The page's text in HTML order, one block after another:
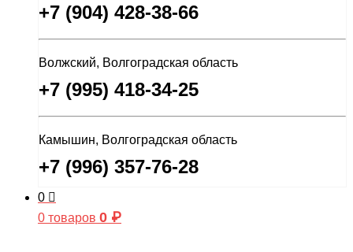
+7 (904) 428-38-66
Волжский, Волгоградская область
+7 (995) 418-34-25
Камышин, Волгоградская область
+7 (996) 357-76-28
0
0 товаров 0 ₽